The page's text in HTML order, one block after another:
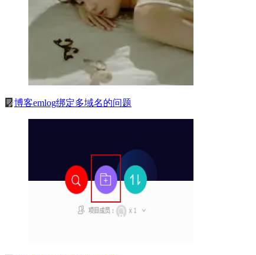
博客emlog绑定多域名的问题